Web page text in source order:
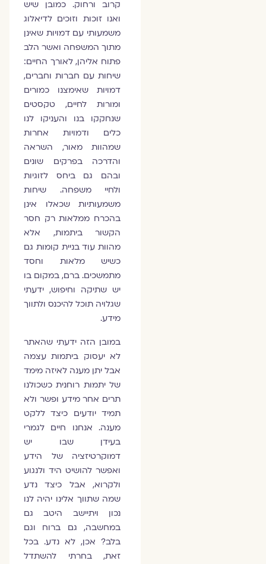
קרוב ורחוק. כמובן שיש
ואנו זוכות וזוכים לדיאלוג
משמעותי עם דמויות שאינן
מתוך המשפחה ואשר הלב
פתוח אליהן, לאורך החיים:
שיחות עם חברות וחברים,
דמויות שאימצנו כמורים
ומורות לחיים, טקסטים
שנחקקו בנו והעניקו לנו
כלים ודמויות אחרות
שמהוות מאור, השראה
והדרכה בפרקים שונים
ובהם גם ביחס לזוגיות
ולחיי משפחה. שיחות
משמעותיות שכאלו אינן
בהכרח ממלאות רק חסר
הקשור ביתמות, אלא
מהוות עוד בניית קומות גם
כשיש מלאות וחסד
מתמשכים. ברם, במקום בו
יש שתיקה וחיפוש, ידעתי
שגלויה תוכל להיכנס ולתווך
מידע.
במובן הזה ידעתי שהאתר
לא יעסוק ביתמות עצמה
אבל יתן מענה לאיזה מימד
של יתמות רוחנית כשכולנו
תרים אחר מידע ופשר ולא
תמיד יודעים כיצד ללקט
מענה. אנחנו חיים לגמרי
בעידן שבו יש
דמוקרטיזציה של הידע
ואפשר להושיט היד ולנגוע
ולקרוא, אבל כיצד נדע
שמה שתווך אלינו יהיה לנו
נכון ויתיישב היטב גם
במחשבה, גם ברוח וגם
בלב? אכן, לא נדע. בכל
זאת, בחרתי להשתדל